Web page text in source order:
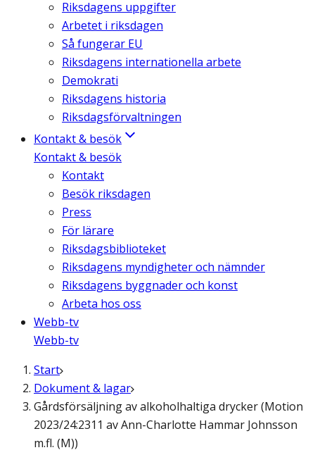
Riksdagens uppgifter
Arbetet i riksdagen
Så fungerar EU
Riksdagens internationella arbete
Demokrati
Riksdagens historia
Riksdagsförvaltningen
Kontakt & besök
Kontakt & besök
Kontakt
Besök riksdagen
Press
För lärare
Riksdagsbiblioteket
Riksdagens myndigheter och nämnder
Riksdagens byggnader och konst
Arbeta hos oss
Webb-tv
Webb-tv
Start
Dokument & lagar
Gårdsförsäljning av alkoholhaltiga drycker (Motion
2023/24:2311 av Ann-Charlotte Hammar Johnsson
m.fl. (M))